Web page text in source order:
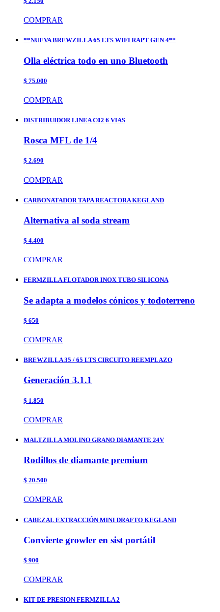
COMPRAR
**NUEVA BREWZILLA 65 LTS WIFI RAPT GEN 4**
Olla eléctrica todo en uno Bluetooth
$ 75.000
COMPRAR
DISTRIBUIDOR LINEA C02 6 VIAS
Rosca MFL de 1/4
$ 2.690
COMPRAR
CARBONATADOR TAPA REACTORA KEGLAND
Alternativa al soda stream
$ 4.400
COMPRAR
FERMZILLA FLOTADOR INOX TUBO SILICONA
Se adapta a modelos cónicos y todoterreno
$ 650
COMPRAR
BREWZILLA 35 / 65 LTS CIRCUITO REEMPLAZO
Generación 3.1.1
$ 1.850
COMPRAR
MALTZILLA MOLINO GRANO DIAMANTE 24V
Rodillos de diamante premium
$ 20.500
COMPRAR
CABEZAL EXTRACCIÓN MINI DRAFTO KEGLAND
Convierte growler en sist portátil
$ 900
COMPRAR
KIT DE PRESION FERMZILLA 2